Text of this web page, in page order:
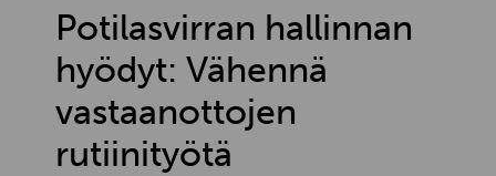
Potilasvirran hallinnan
hyödyt: Vähennä
vastaanottojen
rutiinityötä